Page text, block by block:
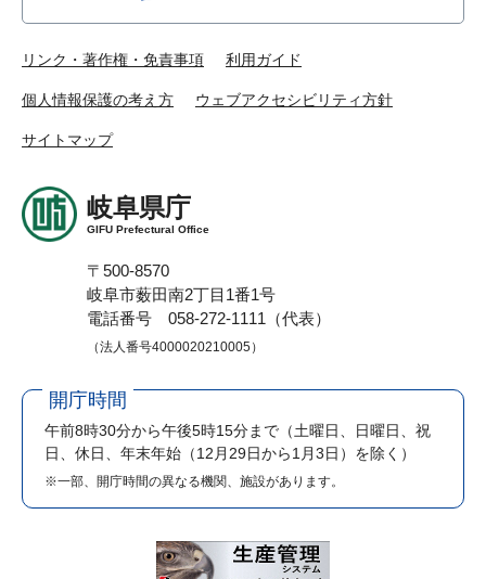
リンク・著作権・免責事項 利用ガイド
個人情報保護の考え方 ウェブアクセシビリティ方針
サイトマップ
岐阜県庁
GIFU Prefectural Office
〒500-8570
岐阜市薮田南2丁目1番1号
電話番号 058-272-1111（代表）
（法人番号4000020210005）
開庁時間
午前8時30分から午後5時15分まで （土曜日、日曜日、祝
日、休日、年末年始（12月29日から1月3日）を除く）
※一部、開庁時間の異なる機関、施設があります。